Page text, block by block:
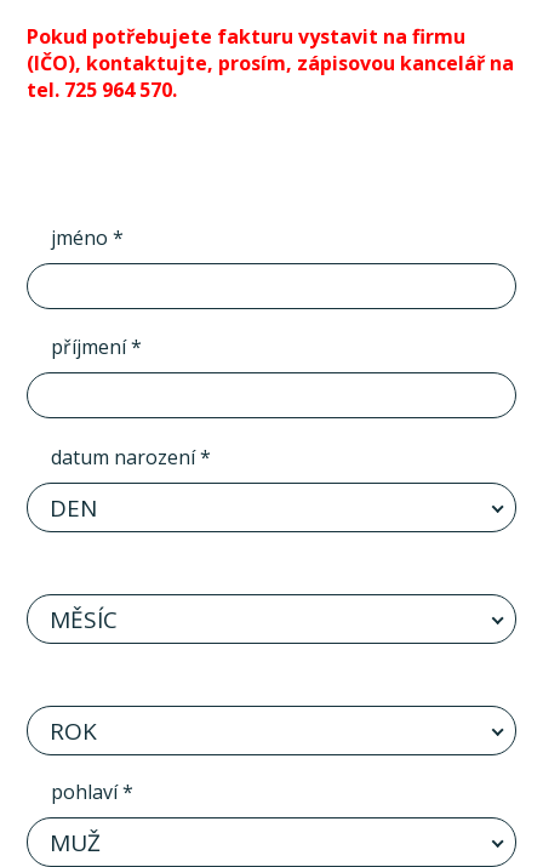
Pokud potřebujete fakturu vystavit na firmu
(IČO), kontaktujte, prosím, zápisovou kancelář na
tel. 725 964 570.
jméno *
příjmení *
datum narození *
DEN
MĚSÍC
ROK
pohlaví *
MUŽ